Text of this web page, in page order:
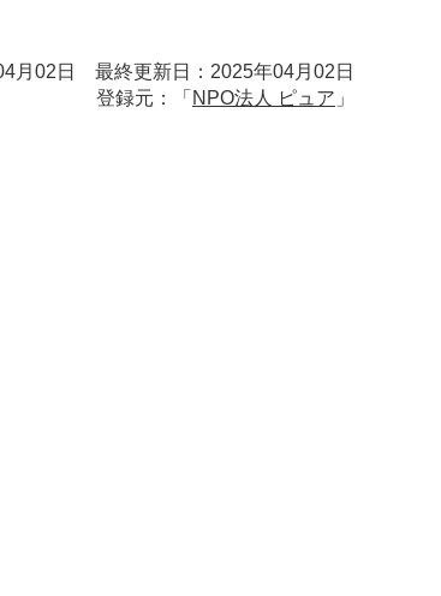
月02日 最終更新日：2025年04月02日
登録元：「 NPO法人 ピュア 」